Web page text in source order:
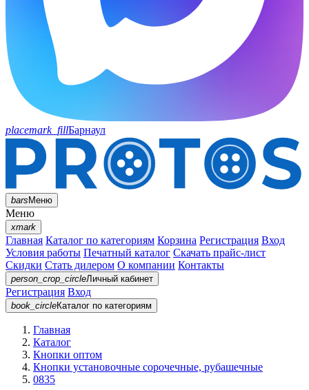
placemark_fillБарнаул
barsМеню
Меню
xmark
Главная Каталог по категориям Корзина Регистрация Вход
Условия работы Печатный каталог Скачать прайс-лист
Скидки Стать дилером О компании Контакты
person_crop_circleЛичный кабинет
Регистрация Вход
book_circleКаталог по категориям
Главная
Каталог
Кнопки оптом
Кнопки установочные сорочечные, рубашечные
0835